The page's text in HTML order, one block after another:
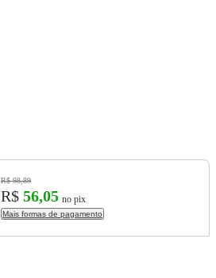
R$ 98,89
R$ 56,05 no pix
Mais formas de pagamento